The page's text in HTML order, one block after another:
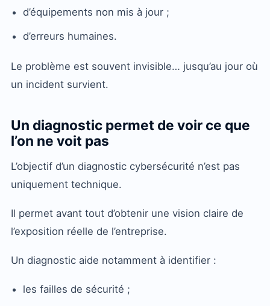
d’équipements non mis à jour ;
d’erreurs humaines.
Le problème est souvent invisible… jusqu’au jour où
un incident survient.
Un diagnostic permet de voir ce que
l’on ne voit pas
L’objectif d’un diagnostic cybersécurité n’est pas
uniquement technique.
Il permet avant tout d’obtenir une vision claire de
l’exposition réelle de l’entreprise.
Un diagnostic aide notamment à identifier :
les failles de sécurité ;